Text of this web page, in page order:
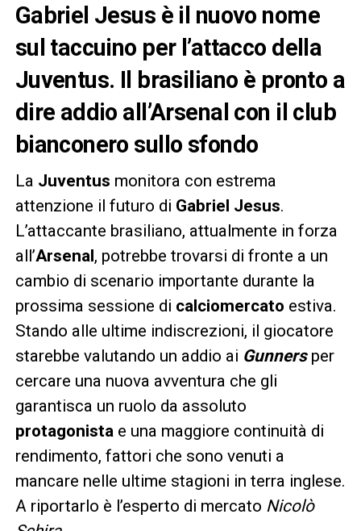
Gabriel Jesus è il nuovo nome
sul taccuino per l’attacco della
Juventus. Il brasiliano è pronto a
dire addio all’Arsenal con il club
bianconero sullo sfondo
La Juventus monitora con estrema
attenzione il futuro di Gabriel Jesus.
L’attaccante brasiliano, attualmente in forza
all’Arsenal, potrebbe trovarsi di fronte a un
cambio di scenario importante durante la
prossima sessione di calciomercato estiva.
Stando alle ultime indiscrezioni, il giocatore
starebbe valutando un addio ai Gunners per
cercare una nuova avventura che gli
garantisca un ruolo da assoluto
protagonista e una maggiore continuità di
rendimento, fattori che sono venuti a
mancare nelle ultime stagioni in terra inglese.
A riportarlo è l’esperto di mercato Nicolò